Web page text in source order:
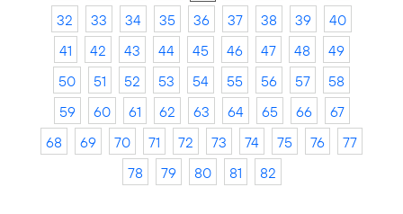
32
33 34 35 36 37 38 39
40
41
42 43 44 45 46 47 48
49
50
51 52 53 54 55 56 57
58
59
60 61 62 63 64 65 66
67
68
69 70 71 72 73 74 75 76
77
78
79 80 81 82